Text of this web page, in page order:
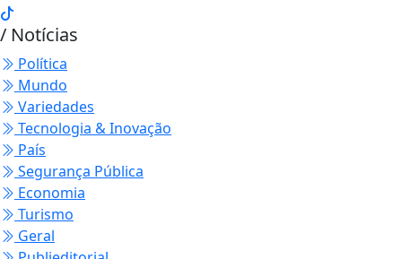
/ Notícias
Política
Mundo
Variedades
Tecnologia & Inovação
País
Segurança Pública
Economia
Turismo
Geral